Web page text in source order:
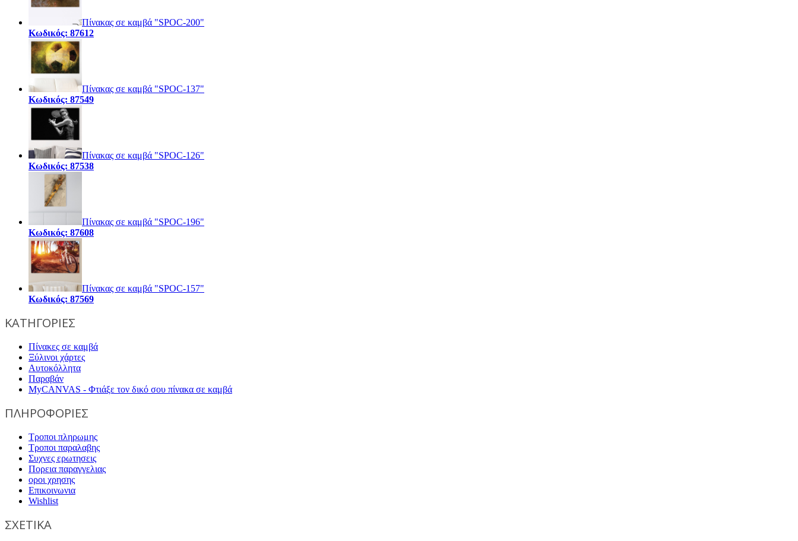
Πίνακας σε καμβά "SPOC-200"
Κωδικός: 87612
Πίνακας σε καμβά "SPOC-137"
Κωδικός: 87549
Πίνακας σε καμβά "SPOC-126"
Κωδικός: 87538
Πίνακας σε καμβά "SPOC-196"
Κωδικός: 87608
Πίνακας σε καμβά "SPOC-157"
Κωδικός: 87569
ΚΑΤΗΓΟΡΙΕΣ
Πίνακες σε καμβά
Ξύλινοι χάρτες
Αυτοκόλλητα
Παραβάν
MyCANVAS - Φτιάξε τον δικό σου πίνακα σε καμβά
ΠΛΗΡΟΦΟΡΙΕΣ
Τροποι πληρωμης
Τροποι παραλαβης
Συχνες ερωτησεις
Πορεια παραγγελιας
οροι χρησης
Επικοινωνια
Wishlist
ΣΧΕΤΙΚΑ